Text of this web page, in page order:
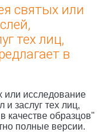
святых или
тех лиц,
в
или исследование
заслуг тех лиц,
качестве образцов"
полные версии.